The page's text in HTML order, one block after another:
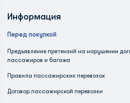
Информация
Перед покупкой
Предъявление претензий на нарушении
пассажиров и багажа
Правила пассажирских перевозок
Договор пассажирской перевозки